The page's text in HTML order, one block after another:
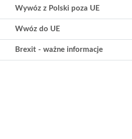
Wywóz z Polski poza UE
Wwóz do UE
Brexit - ważne informacje